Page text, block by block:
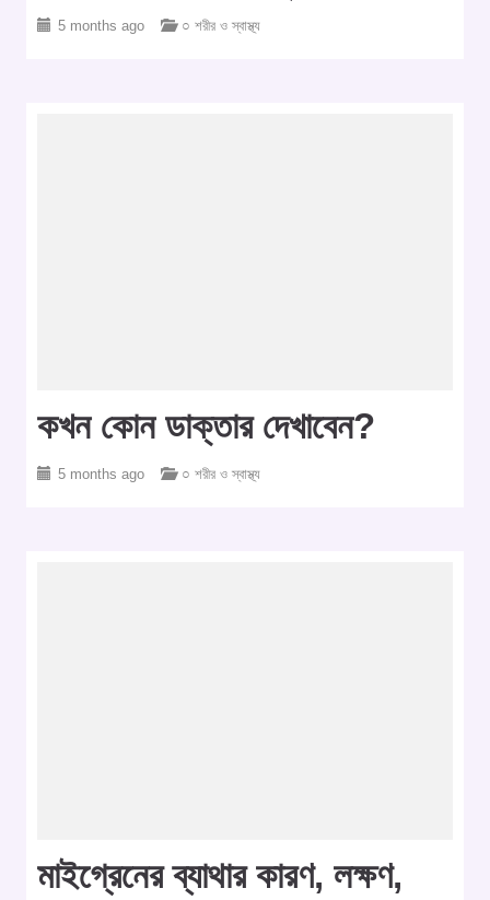
5 months ago ○ শরীর ও স্বাস্থ্য
কখন কোন ডাক্তার দেখাবেন?
5 months ago ○ শরীর ও স্বাস্থ্য
মাইগ্রেনের ব্যাথার কারণ, লক্ষণ,